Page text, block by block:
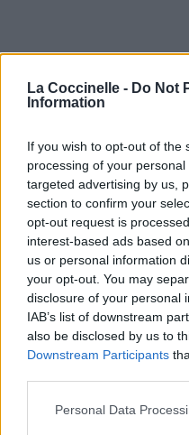
La Coccinelle - Do Not
Information
If you wish to opt-out of the
processing of your
targeted advertising by us,
section to confirm your
opt-out request is
interest-based ads based
us or personal information
your opt-out. You may
disclosure of your personal
IAB’s list of downstream
also be disclosed by us to
Downstream Participants
Personal Data